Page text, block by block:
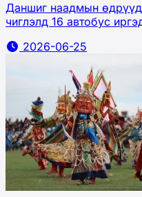
Даншиг наадмын
чиглэлд 16 автобус
2026-06-25